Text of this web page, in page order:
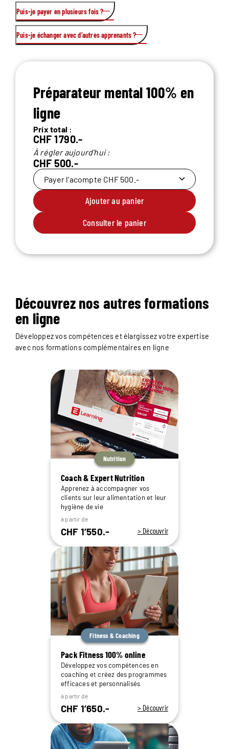
Une session de rattrapage est proposée.
Puis-je payer en plusieurs fois ?
Oui : acompte CHF 500.- + 2 × CHF 645.-
Puis-je échanger avec d’autres apprenants ?
Préparateur mental 100% en
ligne
Prix total :
CHF 1 790.-
À régler aujourd'hui :
CHF 500.-
Payer l'acompte CHF 500.-
Ajouter au panier
Consulter le panier
Découvrez nos autres formations
en ligne
Développez vos compétences et élargissez votre expertise
avec nos formations complémentaires en ligne
Nutrition
Coach & Expert Nutrition
Apprenez à accompagner vos
clients sur leur alimentation et leur
hygiène de vie
à partir de
CHF 1’550.- > Découvrir
Fitness & Coaching
Pack Fitness 100% online
Développez vos compétences en
coaching et créez des programmes
efficaces et personnalisés
à partir de
CHF 1’650.- > Découvrir